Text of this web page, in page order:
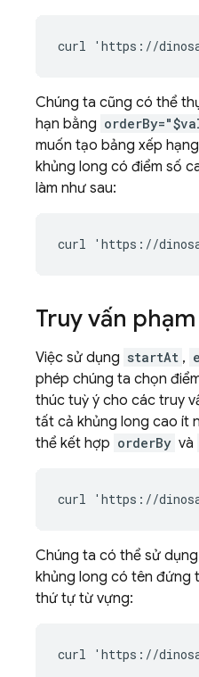
Chúng ta cũng có thể
hạn bằng
muốn tạo bảng xếp
khủng long có điểm số
làm như sau:
Truy vấn
Việc sử dụng startAt ,
phép chúng ta chọn
thúc tuỳ ý cho các truy
tất cả khủng long cao ít
thể kết hợp orderBy và
Chúng ta có thể sử dụng
khủng long có tên
thứ tự từ vựng: